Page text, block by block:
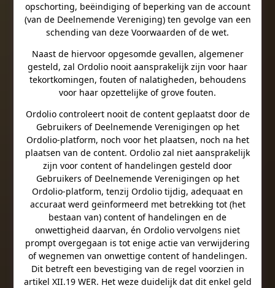
opschorting, beëindiging of beperking van de account
(van de Deelnemende Vereniging) ten gevolge van een
schending van deze Voorwaarden of de wet.
Naast de hiervoor opgesomde gevallen, algemener
gesteld, zal Ordolio nooit aansprakelijk zijn voor haar
tekortkomingen, fouten of nalatigheden, behoudens
voor haar opzettelijke of grove fouten.
Ordolio controleert nooit de content geplaatst door de
Gebruikers of Deelnemende Verenigingen op het
Ordolio-platform, noch voor het plaatsen, noch na het
plaatsen van de content. Ordolio zal niet aansprakelijk
zijn voor content of handelingen gesteld door
Gebruikers of Deelnemende Verenigingen op het
Ordolio-platform, tenzij Ordolio tijdig, adequaat en
accuraat werd geïnformeerd met betrekking tot (het
bestaan van) content of handelingen en de
onwettigheid daarvan, én Ordolio vervolgens niet
prompt overgegaan is tot enige actie van verwijdering
of wegnemen van onwettige content of handelingen.
Dit betreft een bevestiging van de regel voorzien in
artikel XII.19 WER. Het weze duidelijk dat dit enkel geld